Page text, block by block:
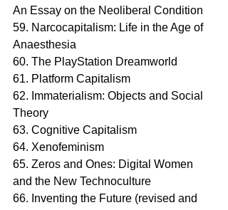
An Essay on the Neoliberal Condition
59. Narcocapitalism: Life in the Age of
Anaesthesia
60. The PlayStation Dreamworld
61. Platform Capitalism
62. Immaterialism: Objects and Social
Theory
63. Cognitive Capitalism
64. Xenofeminism
65. Zeros and Ones: Digital Women
and the New Technoculture
66. Inventing the Future (revised and